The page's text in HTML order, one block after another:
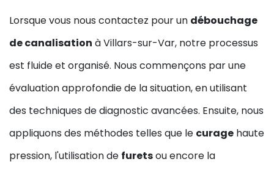
Lorsque vous nous contactez pour un débouchage
de canalisation à Villars-sur-Var, notre processus
est fluide et organisé. Nous commençons par une
évaluation approfondie de la situation, en utilisant
des techniques de diagnostic avancées. Ensuite, nous
appliquons des méthodes telles que le curage haute
pression, l'utilisation de furetsou encore la